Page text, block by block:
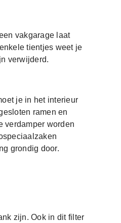
vakgarage laat
tientjes weet je
verwijderd.
je in het interieur
ramen en
verdamper worden
grondig door.
zijn. Ook in dit filter